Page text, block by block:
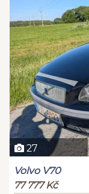
27
Volvo V70
77 777 Kč